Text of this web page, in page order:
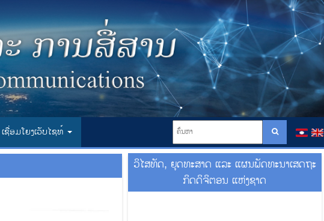
ເຊື່ອມ​ໂຍງ​ເວັບ​ໄຊທ໌
ວິໄສທັດ, ຍຸດທະສາດ ແລະ ແຜນພັດທະນາເສດຖະ
ກິດດິຈິຕອນ ແຫ່ງຊາດ